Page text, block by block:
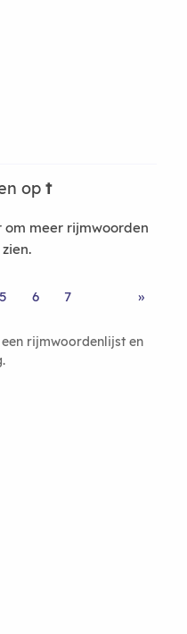
opt
meer rijmwoorden
5 6 7 »
rijmwoordenlijst en